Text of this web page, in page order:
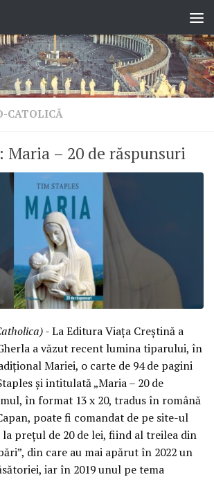
CATOLICĂ
Maria – 20 de răspunsuri
- La Editura Viața Creștină a
a văzut recent lumina tiparului, în
Mariei, o carte de 94 de pagini
și intitulată „Maria – 20 de
în format 13 x 20, tradus în română
poate fi comandat de pe site-ul
prețul de 20 de lei, fiind al treilea din
din care au mai apărut în 2022 un
iar în 2019 unul pe tema